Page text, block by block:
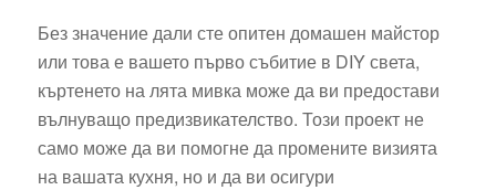
Без значение дали сте опитен домашен майстор
или това е вашето първо събитие в DIY света,
къртенето на лята мивка може да ви предостави
вълнуващо предизвикателство. Този проект не
само може да ви помогне да промените визията
на вашата кухня, но и да ви осигури